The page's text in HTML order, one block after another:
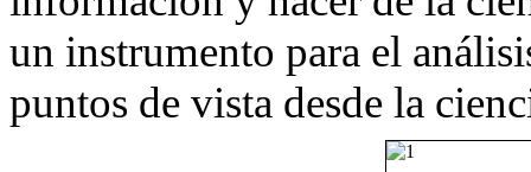
un instrumento para el
puntos de vista desde la